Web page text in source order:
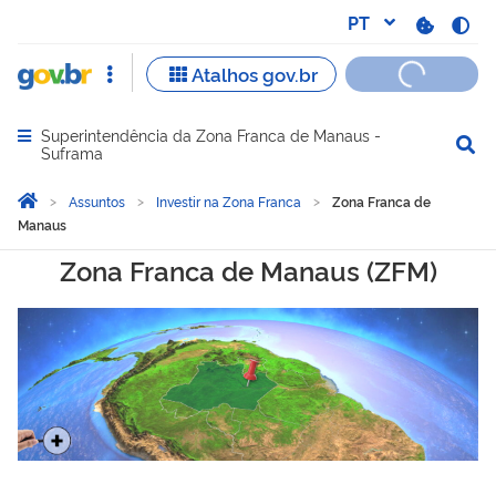
Abrir menu principal de navegação
Superintendência da Zona Franca de Manaus -
Suframa
Você está aqui:
Página Inicial
Assuntos Investir na Zona Franca
Zona Franca de
Manaus
Zona Franca de Manaus
Zona Franca de Manaus (ZFM)